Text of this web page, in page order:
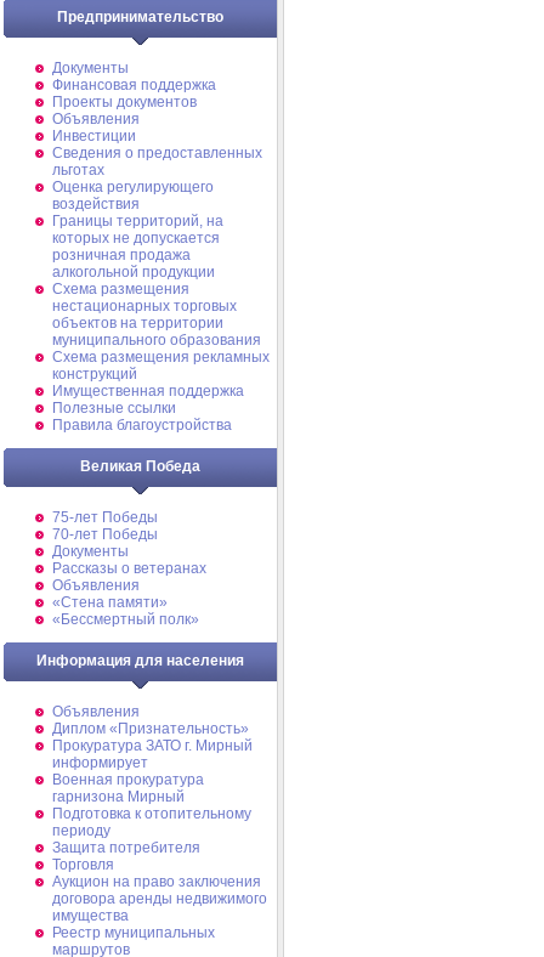
Предпринимательство
Документы
Финансовая поддержка
Проекты документов
Объявления
Инвестиции
Сведения о предоставленных
льготах
Оценка регулирующего
воздействия
Границы территорий, на
которых не допускается
розничная продажа
алкогольной продукции
Схема размещения
нестационарных торговых
объектов на территории
муниципального образования
Схема размещения рекламных
конструкций
Имущественная поддержка
Полезные ссылки
Правила благоустройства
Великая Победа
75-лет Победы
70-лет Победы
Документы
Рассказы о ветеранах
Объявления
«Стена памяти»
«Бессмертный полк»
Информация для населения
Объявления
Диплом «Признательность»
Прокуратура ЗАТО г. Мирный
информирует
Военная прокуратура
гарнизона Мирный
Подготовка к отопительному
периоду
Защита потребителя
Торговля
Аукцион на право заключения
договора аренды недвижимого
имущества
Реестр муниципальных
маршрутов